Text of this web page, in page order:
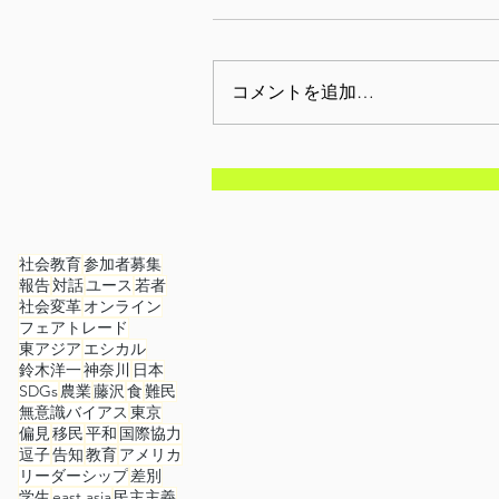
【開催告知】8月15日
コメントを追加…
社会教育参加者募集
報告対話ユース 若者
社会変革オンライン
フェアトレード
東アジア エシカル
鈴木洋一神奈川 日本
SDGs農業藤沢 食難民
無意識バイアス 東京
偏見移民平和 国際協力
逗子告知教育アメリカ
リーダーシップ差別